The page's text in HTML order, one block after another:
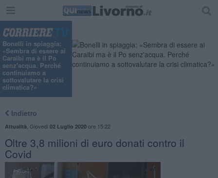
Bonelli in spiaggia:
«Sembra di essere ai
Caraibi ma è il Po
senz'acqua. Perché
continuiamo a
sottovalutare la crisi
climatica?»
Indietro
Attualità Giovedì 02 Luglio 2020ore 15:22
Oltre 3,8 milioni di euro donati contro il
Covid